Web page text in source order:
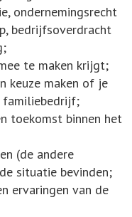
ondernemingsrecht
bedrijfsoverdracht
te maken krijgt;
keuze maken of je
familiebedrijf;
toekomst binnen het
(de andere
situatie bevinden;
ervaringen van de